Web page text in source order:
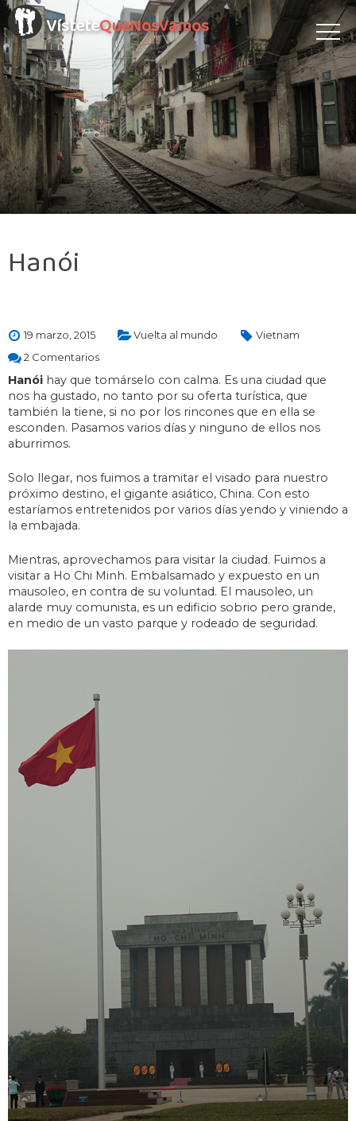
VísteteQueNosVamos
Hanói
19 marzo, 2015 Vuelta al mundo
Vietnam
2 Comentarios
Hanói hay que tomárselo con calma. Es una ciudad que
nos ha gustado, no tanto por su oferta turística, que
también la tiene, si no por los rincones que en ella se
esconden. Pasamos varios días y ninguno de ellos nos
aburrimos.
Solo llegar, nos fuimos a tramitar el visado para nuestro
próximo destino, el gigante asiático, China. Con esto
estaríamos entretenidos por varios días yendo y viniendo a
la embajada.
Mientras, aprovechamos para visitar la ciudad. Fuimos a
visitar a Ho Chi Minh. Embalsamado y expuesto en un
mausoleo, en contra de su voluntad. El mausoleo, un
alarde muy comunista, es un edificio sobrio pero grande,
en medio de un vasto parque y rodeado de seguridad.